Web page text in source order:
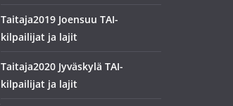
Taitaja2019 Joensuu TAI-
kilpailijat ja lajit
Taitaja2020 Jyväskylä TAI-
kilpailijat ja lajit